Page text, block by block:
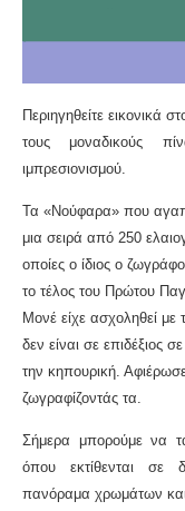
Περιηγηθείτε εικονικά
τους μοναδικούς
ιμπρεσιονισμού.
Τα «Νούφαρα» που
μια σειρά από 250
οποίες ο ίδιος ο
το τέλος του Πρώτου
Μονέ είχε ασχοληθεί με
δεν είναι σε επιδέξιος
την κηπουρική.
ζωγραφίζοντάς τα.
Σήμερα μπορούμε να
όπου εκτίθενται σε
πανόραμα χρωμάτων